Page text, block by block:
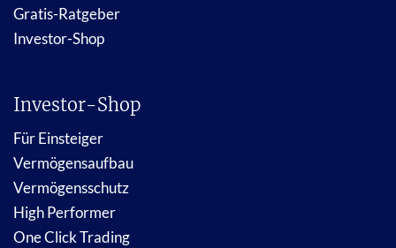
Gratis-Ratgeber
Investor-Shop
Investor-Shop
Für Einsteiger
Vermögensaufbau
Vermögensschutz
High Performer
One Click Trading